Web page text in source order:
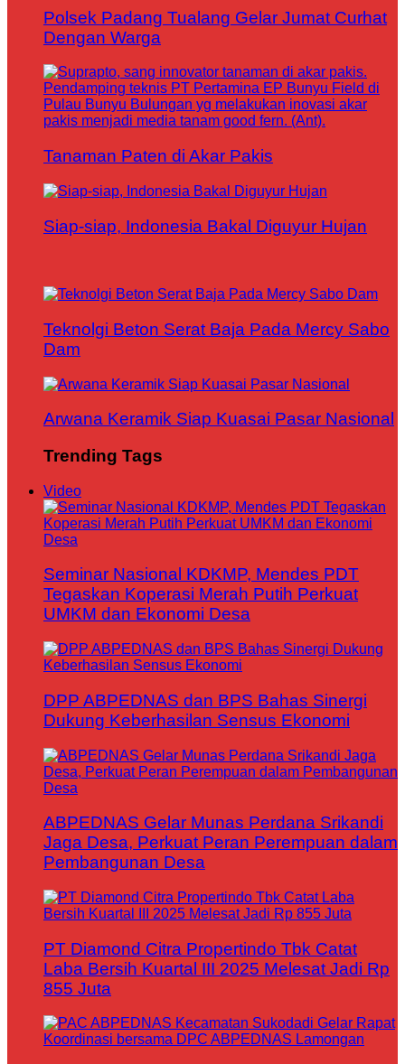
Polsek Padang Tualang Gelar Jumat Curhat
Dengan Warga
Tanaman Paten di Akar Pakis
Siap-siap, Indonesia Bakal Diguyur Hujan
Teknolgi Beton Serat Baja Pada Mercy Sabo
Dam
Arwana Keramik Siap Kuasai Pasar Nasional
Trending Tags
Video
Seminar Nasional KDKMP, Mendes PDT
Tegaskan Koperasi Merah Putih Perkuat
UMKM dan Ekonomi Desa
DPP ABPEDNAS dan BPS Bahas Sinergi
Dukung Keberhasilan Sensus Ekonomi
ABPEDNAS Gelar Munas Perdana Srikandi
Jaga Desa, Perkuat Peran Perempuan dalam
Pembangunan Desa
PT Diamond Citra Propertindo Tbk Catat
Laba Bersih Kuartal III 2025 Melesat Jadi Rp
855 Juta